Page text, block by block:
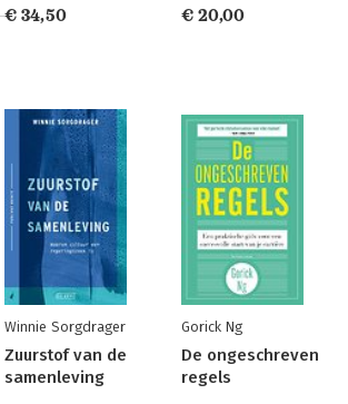
€ 34,50 € 20,00
Winnie Sorgdrager
Zuurstof van de
samenleving
Gorick Ng
De ongeschreven
regels